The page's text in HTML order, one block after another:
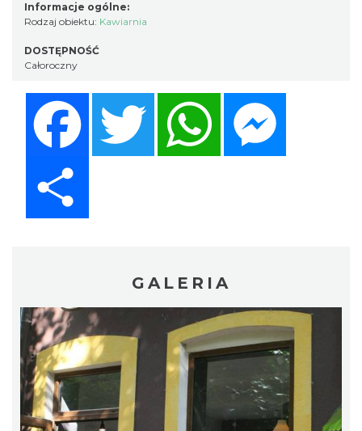
Informacje ogólne:
Rodzaj obiektu: Kawiarnia
DOSTĘPNOŚĆ
Całoroczny
Twitter WhatsApp
GALERIA